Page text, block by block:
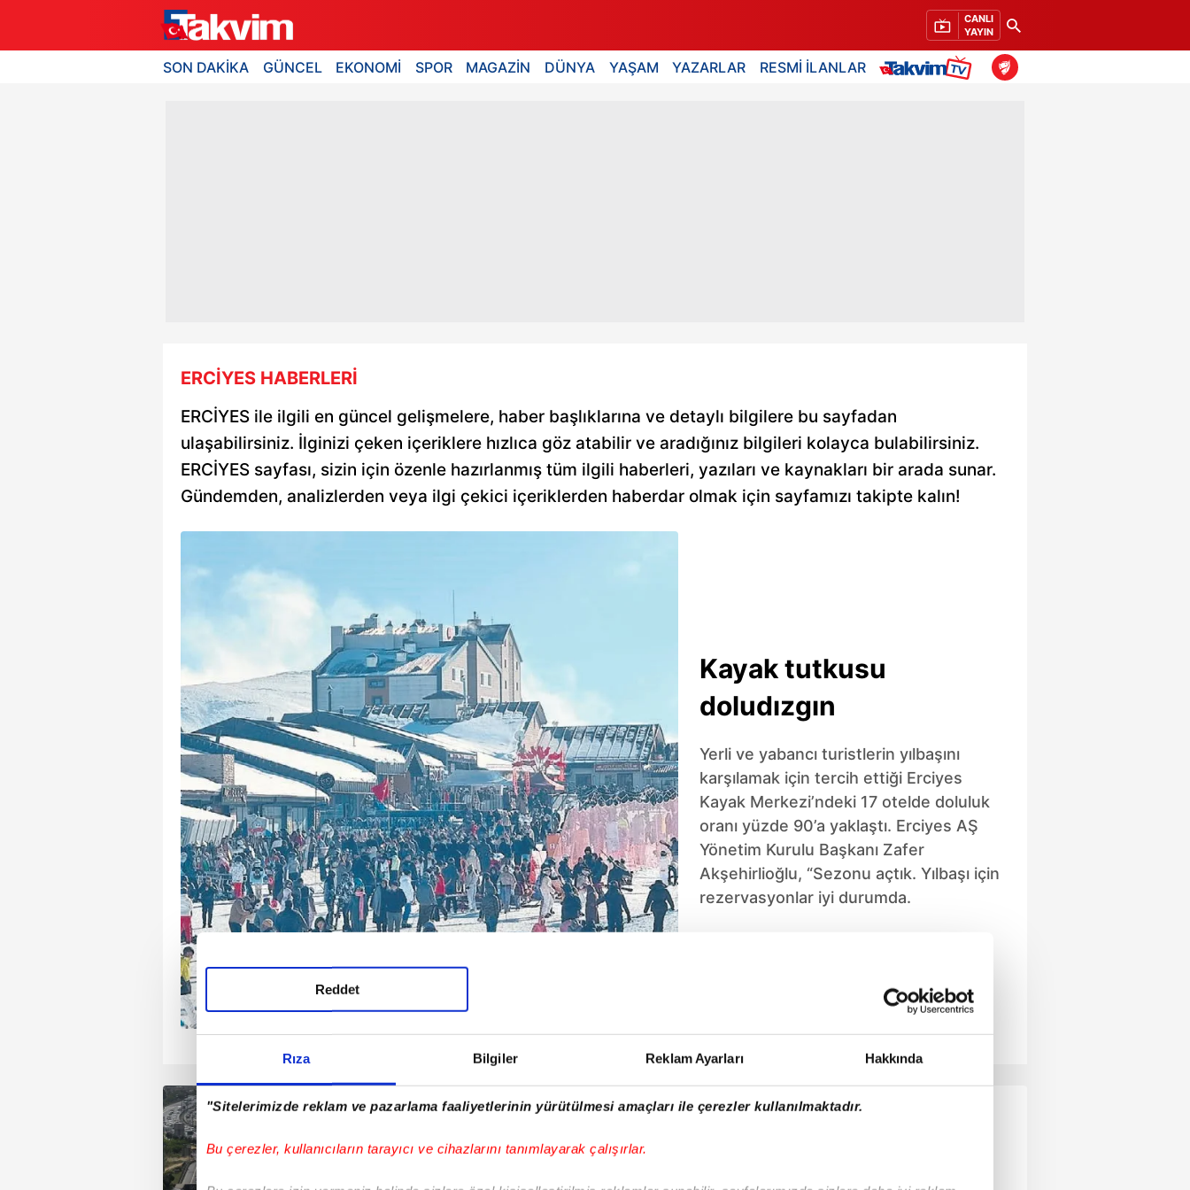
Rıza Bilgiler Reklam Ayarları Hakkında
"Sitelerimizde reklam ve pazarlama faaliyetlerinin yürütülmesi amaçları ile çerezler kullanılmaktadır.
Bu çerezler, kullanıcıların tarayıcı ve cihazlarını tanımlayarak çalışırlar.
Reddet
CANLI
YAYIN
SON DAKİKA GÜNCEL EKONOMİ SPOR MAGAZİN DÜNYA YAŞAM YAZARLAR RESMİ İLANLAR
ERCİYES HABERLERİ
ERCİYES ile ilgili en güncel gelişmelere, haber başlıklarına ve detaylı bilgilere bu sayfadan
ulaşabilirsiniz. İlginizi çeken içeriklere hızlıca göz atabilir ve aradığınız bilgileri kolayca bulabilirsiniz.
ERCİYES sayfası, sizin için özenle hazırlanmış tüm ilgili haberleri, yazıları ve kaynakları bir arada sunar.
Gündemden, analizlerden veya ilgi çekici içeriklerden haberdar olmak için sayfamızı takipte kalın!
Kayak tutkusu
doludızgın
Yerli ve yabancı turistlerin yılbaşını
karşılamak için tercih ettiği Erciyes
Kayak Merkezi’ndeki 17 otelde doluluk
oranı yüzde 90’a yaklaştı. Erciyes AŞ
Yönetim Kurulu Başkanı Zafer
Akşehirlioğlu, “Sezonu açtık. Yılbaşı için
rezervasyonlar iyi durumda.